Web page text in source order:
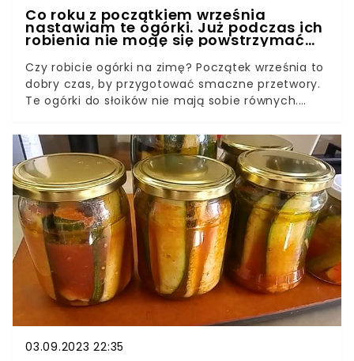
Co roku z początkiem września
nastawiam te ogórki. Już podczas ich
robienia nie mogę się powstrzymać
Czy robicie ogórki na zimę? Początek września to
dobry czas, by przygotować smaczne przetwory.
Te ogórki do słoików nie mają sobie równych.
będziesz podjadać nawet podczas robienia.
Naprawdę trudno im się oprzeć.
03.09.2023 22:35